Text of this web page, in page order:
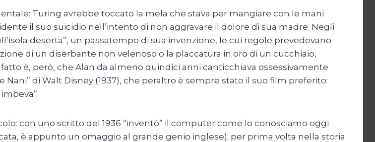
Turing avrebbe toccato la mela che stava per mangiare con le mani
il suo suicidio nell’intento di non aggravare il dolore di sua madre. Negli
deserta”, un passatempo di sua invenzione, le cui regole prevedevano
di un diserbante non velenoso o la placcatura in oro di un cucchiaio,
è, però, che Alan da almeno quindici anni canticchiava ossessivamente
di Walt Disney (1937), che peraltro è sempre stato il suo film preferito:
con uno scritto del 1936 “inventò” il computer come lo conosciamo oggi
è appunto un omaggio al grande genio inglese); per prima volta nella storia